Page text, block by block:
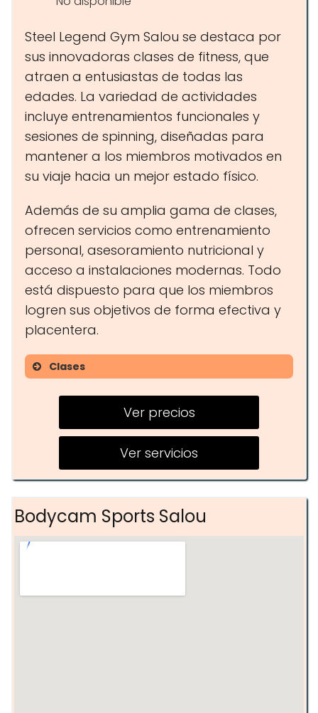
Steel Legend Gym Salou se destaca por
sus innovadoras clases de fitness, que
atraen a entusiastas de todas las
edades. La variedad de actividades
incluye entrenamientos funcionales y
sesiones de spinning, diseñadas para
mantener a los miembros motivados en
su viaje hacia un mejor estado físico.
Además de su amplia gama de clases,
ofrecen servicios como entrenamiento
personal, asesoramiento nutricional y
acceso a instalaciones modernas. Todo
está dispuesto para que los miembros
logren sus objetivos de forma efectiva y
placentera.
Clases
Entrenamiento funcional
Entrenamiento personal
Ver precios
Ver servicios
Bodycam Sports Salou